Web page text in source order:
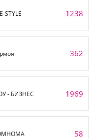
STYLE 1238
362
- БИЗНЕС 1969
58